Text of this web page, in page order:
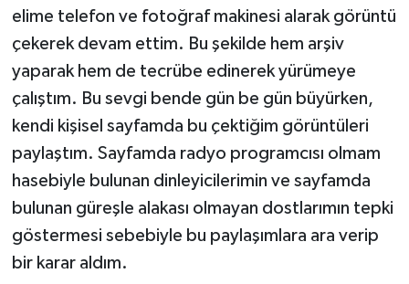
elime telefon ve fotoğraf makinesi alarak görüntü
çekerek devam ettim. Bu şekilde hem arşiv
yaparak hem de tecrübe edinerek yürümeye
çalıştım. Bu sevgi bende gün be gün büyürken,
kendi kişisel sayfamda bu çektiğim görüntüleri
paylaştım. Sayfamda radyo programcısı olmam
hasebiyle bulunan dinleyicilerimin ve sayfamda
bulunan güreşle alakası olmayan dostlarımın tepki
göstermesi sebebiyle bu paylaşımlara ara verip
bir karar aldım.